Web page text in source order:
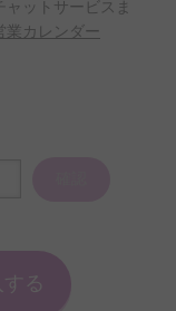
ットサービスま
業カレンダー
る